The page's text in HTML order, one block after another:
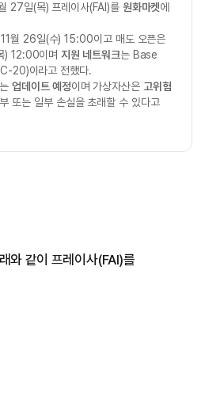
27일(목) 프레이사(FAI)를 원화마켓에
월 26일(수) 15:00이고 매도 오픈은
) 12:00이며지원 네트워크는 Base
20)이라고 전했다.
는업데이트 예정이며 가상자산은 고위험
또는 일부 손실을 초래할 수 있다고
와 같이 프레이사(FAI)를